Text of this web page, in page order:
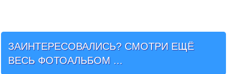
ЗАИНТЕРЕСОВАЛИСЬ? СМОТРИ ЕЩЁ
ВЕСЬ ФОТОАЛЬБОМ ...